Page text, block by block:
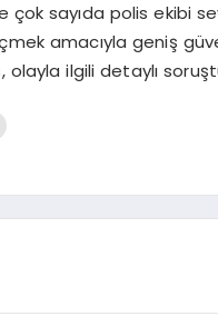
çok sayıda polis ekibi
amacıyla geniş
olayla ilgili detaylı